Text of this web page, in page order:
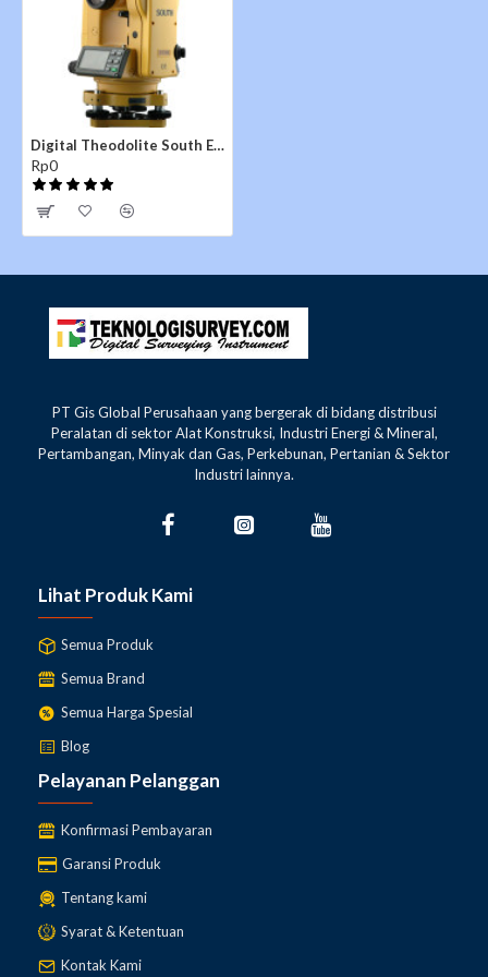
1 x Alumunium Tripod
1 x Levelling staff / Rambu Ukur
Digital Theodolite South ET02
Rp0
PT Gis Global Perusahaan yang bergerak di bidang distribusi
Peralatan di sektor Alat Konstruksi, Industri Energi & Mineral,
Pertambangan, Minyak dan Gas, Perkebunan, Pertanian & Sektor
Industri lainnya.
Lihat Produk Kami
Semua Produk
Semua Brand
Semua Harga Spesial
Blog
Pelayanan Pelanggan
Konfirmasi Pembayaran
Garansi Produk
Tentang kami
Syarat & Ketentuan
Kontak Kami